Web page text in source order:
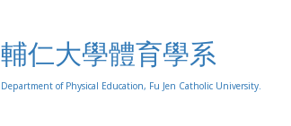
輔仁大學體育學系
Department of Physical Education, Fu Jen Catholic University.